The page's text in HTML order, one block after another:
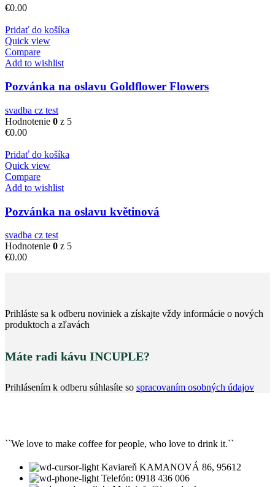
€0.00
Pridať do košíka
Quick view
Compare
Add to wishlist
Pozvánka na oslavu Goldflower Flowers
svadba cz test
Hodnotenie 0 z 5
€0.00
Pridať do košíka
Quick view
Compare
Add to wishlist
Pozvánka na oslavu květinová
svadba cz test
Hodnotenie 0 z 5
€0.00
Prihláste sa k odberu noviniek a získajte vždy informácie o nových
produktoch a zľavách
Máte radi kávu INCUPLE?
Prihlásením k odberu súhlasíte so spracovaním osobných údajov
``We love to make coffee for people, who love to drink it.``
Kaviareň KAMANOVÁ 86, 95612
Telefón: 0918 436 006